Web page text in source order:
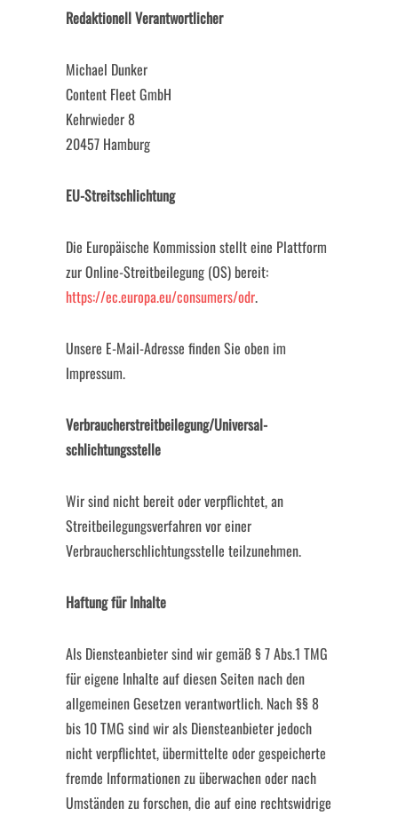
Redaktionell Verantwortlicher
Michael Dunker
Content Fleet GmbH
Kehrwieder 8
20457 Hamburg
EU-Streitschlichtung
Die Europäische Kommission stellt eine Plattform
zur Online-Streitbeilegung (OS) bereit:
https://ec.europa.eu/consumers/odr.
Unsere E-Mail-Adresse finden Sie oben im
Impressum.
Verbraucher­streit­beilegung/Universal­
schlichtungs­stelle
Wir sind nicht bereit oder verpflichtet, an
Streitbeilegungsverfahren vor einer
Verbraucherschlichtungsstelle teilzunehmen.
Haftung für Inhalte
Als Diensteanbieter sind wir gemäß § 7 Abs.1 TMG
für eigene Inhalte auf diesen Seiten nach den
allgemeinen Gesetzen verantwortlich. Nach §§ 8
bis 10 TMG sind wir als Diensteanbieter jedoch
nicht verpflichtet, übermittelte oder gespeicherte
fremde Informationen zu überwachen oder nach
Umständen zu forschen, die auf eine rechtswidrige